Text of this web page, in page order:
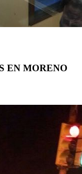
EN MORENO